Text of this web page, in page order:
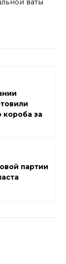
ваты
короба за
партии